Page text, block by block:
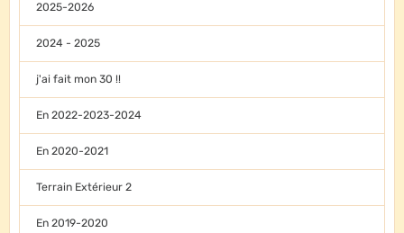
2025-2026
2024 - 2025
j'ai fait mon 30 !!
En 2022-2023-2024
En 2020-2021
Terrain Extérieur 2
En 2019-2020